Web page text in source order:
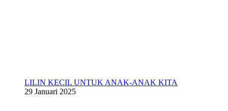
LILIN KECIL UNTUK ANAK-ANAK KITA
29 Januari 2025